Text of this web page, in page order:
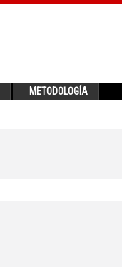
METODOLOGÍA